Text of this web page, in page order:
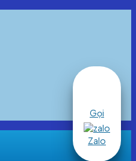
Gọi
Zalo